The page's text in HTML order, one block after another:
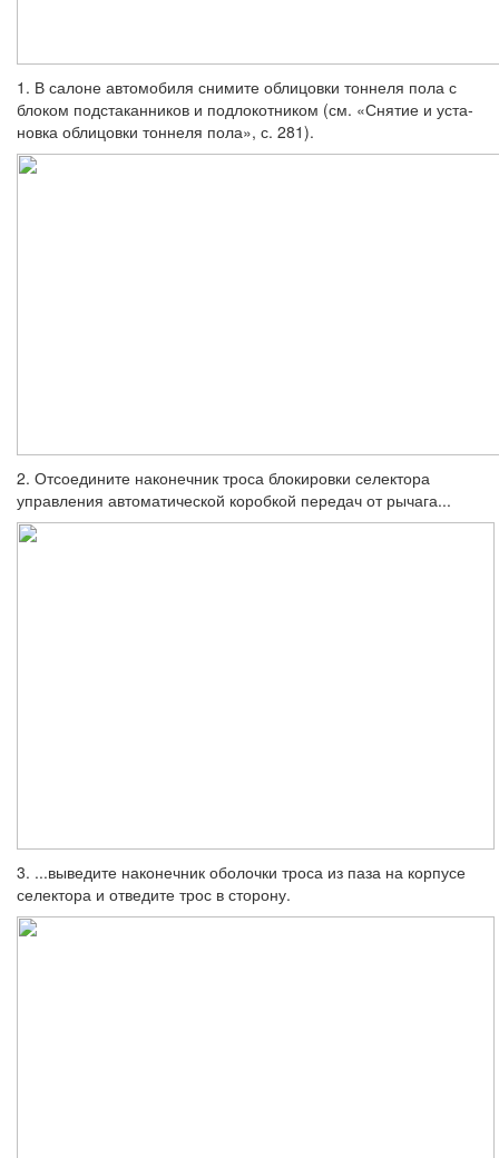
1. В салоне автомобиля снимите обли­цовки тоннеля пола с
блоком подстаканни­ков и подлокотником (см. «Снятие и уста­
новка облицовки тоннеля пола», с. 281).
2. Отсоедините наконечник троса блоки­ровки селектора
управления автоматиче­ской коробкой передач от рычага...
3. ...выведите наконечник оболочки тро­са из паза на корпусе
селектора и отведите трос в сторону.